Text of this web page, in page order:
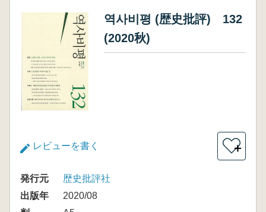
역사비평 (歴史批評) 132
(2020秋)
レビューを書く ＋
発行元
歴史批評社
出版年
2020/08